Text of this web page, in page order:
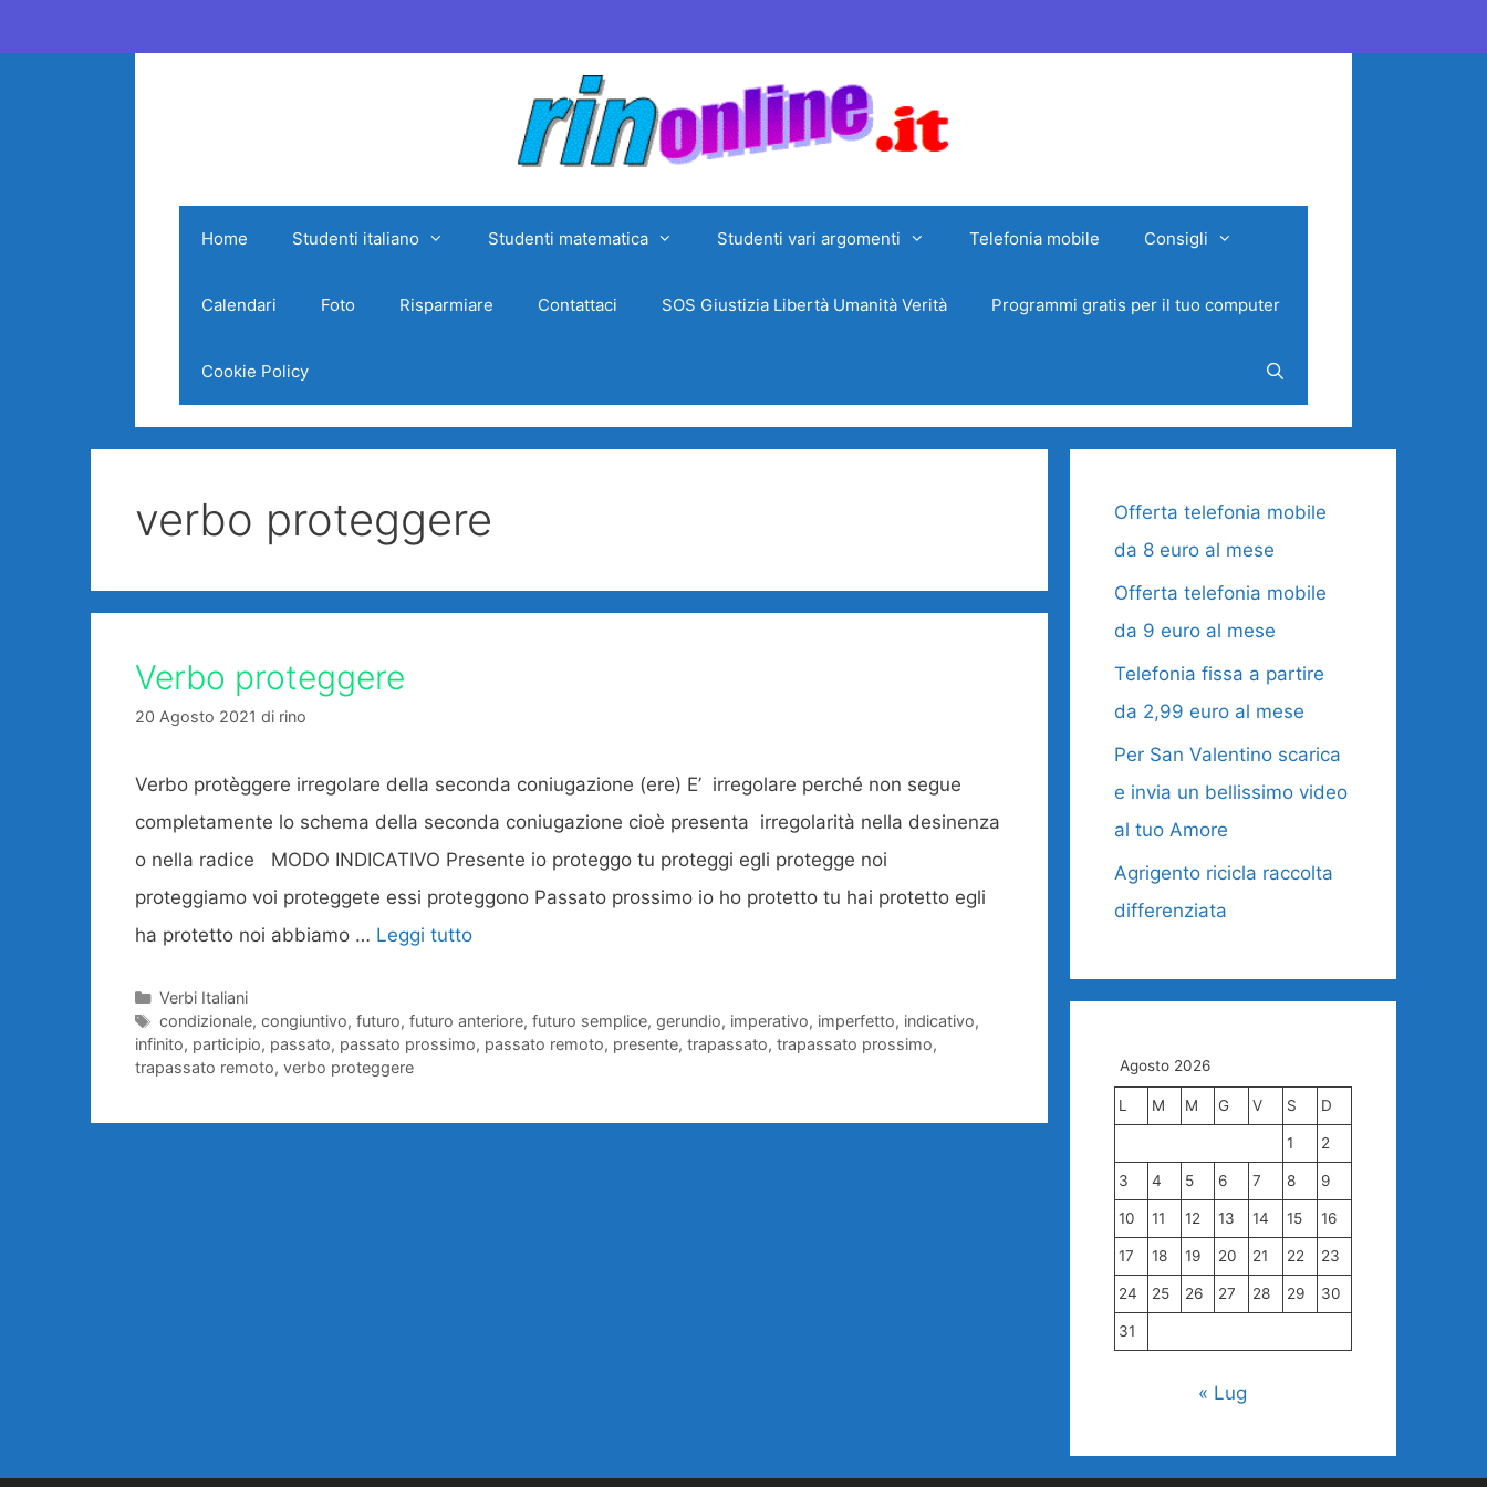
al
Home Studenti italiano Studenti matematica Studenti vari argomenti Telefonia mobile Consigli
Calendari Foto Risparmiare Contattaci SOS Giustizia Libertà Umanità Verità Programmi gratis per il tuo computer
Cookie Policy
verbo proteggere
Verbo proteggere
20 Agosto 2021 di rino
Verbo protèggere irregolare della seconda coniugazione (ere) E’ irregolare perché non segue
completamente lo schema della seconda coniugazione cioè presenta irregolarità nella desinenza
o nella radice MODO INDICATIVO Presente io proteggo tu proteggi egli protegge noi
proteggiamo voi proteggete essi proteggono Passato prossimo io ho protetto tu hai protetto egli
ha protetto noi abbiamo … Leggi tutto
Categorie
Verbi Italiani
Tag
condizionale, congiuntivo, futuro, futuro anteriore, futuro semplice, gerundio, imperativo, imperfetto, indicativo,
infinito, participio, passato, passato prossimo, passato remoto, presente, trapassato, trapassato prossimo,
trapassato remoto, verbo proteggere
Offerta telefonia mobile
da 8 euro al mese
Offerta telefonia mobile
da 9 euro al mese
Telefonia fissa a partire
da 2,99 euro al mese
Per San Valentino scarica
e invia un bellissimo video
al tuo Amore
Agrigento ricicla raccolta
differenziata
Agosto 2026
L M M G V S D
1 2
3 4 5 6 7 8 9
10 11 12 13 14 15 16
17 18 19 20 21 22 23
24 25 26 27 28 29 30
31
« Lug